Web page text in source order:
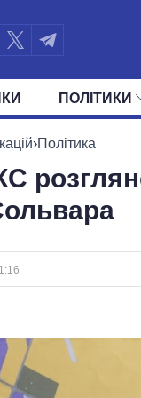
ПОЛIТИКИ
ПРЕЗИДЕНТ І ОФІС
›Політика